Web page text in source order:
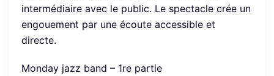
intermédiaire avec le public. Le spectacle crée un
engouement par une écoute accessible et
directe.
Monday jazz band – 1re partie